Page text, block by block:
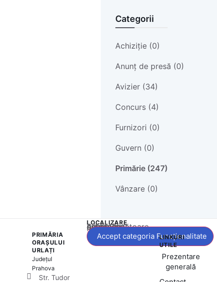
Categorii
Achiziție (0)
Anunț de presă (0)
Avizier (34)
Concurs (4)
Furnizori (0)
Guvern (0)
Primărie (247)
Vânzare (0)
PRIMĂRIA
ORAȘULUI
URLAȚI
Județul
Prahova
Str. Tudor
LOCALIZARE
Acest conținut este blocat până când acceptați categoria corespunzătoare de cookie-uri.
Accept categoria Funcționalitate
LINKURI
UTILE
Prezentare
generală